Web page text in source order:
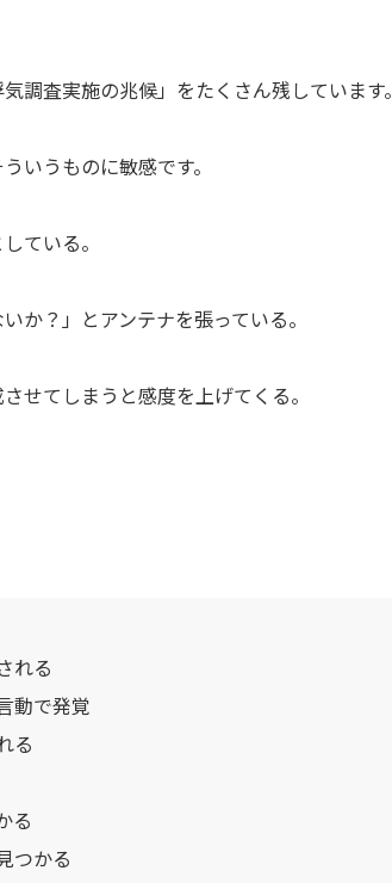
調査実施の兆候」をたくさん残しています。
いうものに敏感です。
ている。
か？」とアンテナを張っている。
せてしまうと感度を上げてくる。
れる
動で発覚
る
る
つかる